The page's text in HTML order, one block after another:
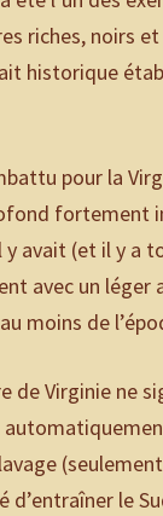
riches, noirs
historique
pour la
avait (et il y a
avec un
moins de
de Virginie ne
le